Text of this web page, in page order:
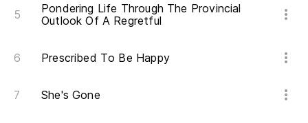
Pondering Life Through The Provincial
Outlook Of A Regretful
Prescribed To Be Happy
She's Gone